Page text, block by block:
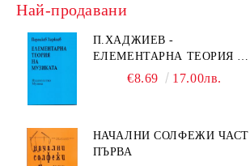
Най-продавани
П.ХАДЖИЕВ -
ЕЛЕМЕНТАРНА ТЕОРИЯ НА
МУЗИКАТА
€8.69 17.00лв.
НАЧАЛНИ СОЛФЕЖИ ЧАСТ
ПЪРВА